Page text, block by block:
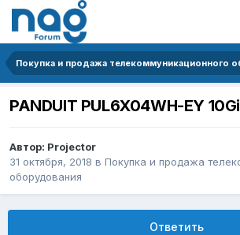
PANDUIT PUL6X04WH-EY
Автор: Projector
31 октября, 2018 в Покупка и продажа
оборудования
Ответить